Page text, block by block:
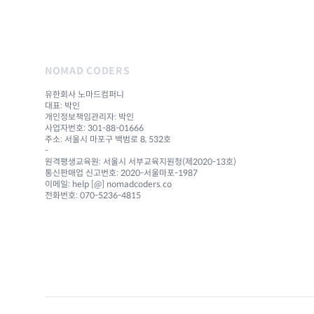
NOMAD CODERS
유한회사 노마드컴퍼니
대표: 박인
개인정보책임관리자: 박인
사업자번호: 301-88-01666
주소: 서울시 마포구 백범로 8, 532호
-
원격평생교육원: 서울시 서부교육지원청(제2020-13호)
통신판매업 신고번호: 2020-서울마포-1987
이메일: help [@] nomadcoders.co
전화번호: 070-5236-4815